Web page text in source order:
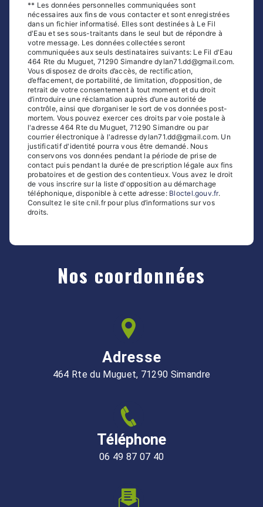
** Les données personnelles communiquées sont
nécessaires aux fins de vous contacter et sont enregistrées
dans un fichier informatisé. Elles sont destinées à Le Fil
d'Eau et ses sous-traitants dans le seul but de répondre à
votre message. Les données collectées seront
communiquées aux seuls destinataires suivants: Le Fil d'Eau
464 Rte du Muguet, 71290 Simandre dylan71.dd@gmail.com.
Vous disposez de droits d’accès, de rectification,
d’effacement, de portabilité, de limitation, d’opposition, de
retrait de votre consentement à tout moment et du droit
d’introduire une réclamation auprès d’une autorité de
contrôle, ainsi que d’organiser le sort de vos données post-
mortem. Vous pouvez exercer ces droits par voie postale à
l'adresse 464 Rte du Muguet, 71290 Simandre ou par
courrier électronique à l'adresse dylan71.dd@gmail.com. Un
justificatif d'identité pourra vous être demandé. Nous
conservons vos données pendant la période de prise de
contact puis pendant la durée de prescription légale aux fins
probatoires et de gestion des contentieux. Vous avez le droit
de vous inscrire sur la liste d'opposition au démarchage
téléphonique, disponible à cette adresse: Bloctel.gouv.fr.
Consultez le site cnil.fr pour plus d’informations sur vos
droits.
Nos coordonnées
Adresse
464 Rte du Muguet, 71290 Simandre
Téléphone
06 49 87 07 40